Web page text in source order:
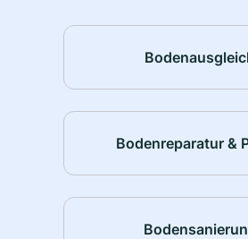
Bodenreparatur &